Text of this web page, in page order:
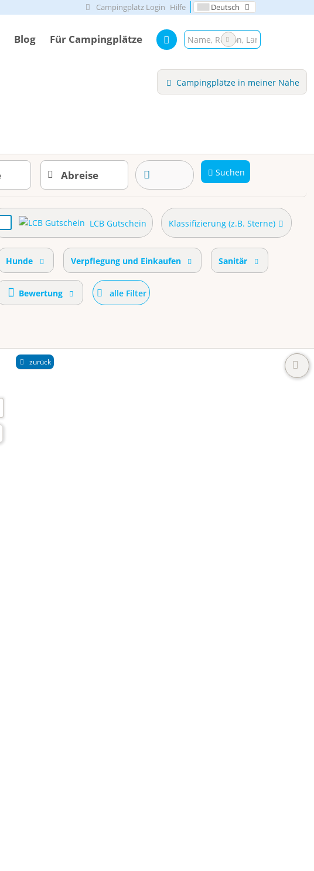
Campingplatz Login Hilfe Deutsch
Blog Für Campingplätze
Campingplätze in meiner Nähe
Suchen
LCB Gutschein Klassifizierung (z.B. Sterne)
Hunde Verpflegung und Einkaufen Sanitär
Bewertung alle Filter
zurück